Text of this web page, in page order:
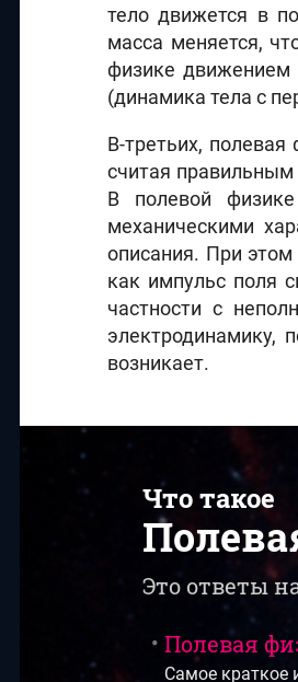
тело движется в
масса меняется,
физике движением
(динамика тела с
В-третьих,
считая правильным
В полевой
механическими
описания. При этом
как импульс поля
частности с
электродинамику,
возникает.
Что такое
Это ответы
Полевая
Самое краткое